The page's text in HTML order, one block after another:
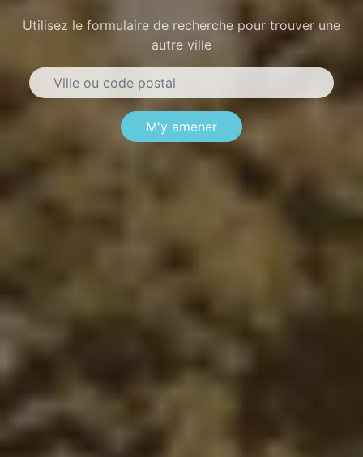
Utilisez le formulaire de recherche pour trouver une
autre ville
M'y amener